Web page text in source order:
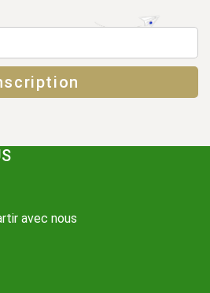
avec nous